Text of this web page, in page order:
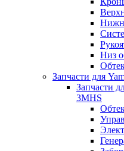
Низ
Запчасти для
Запчасти
3MHS